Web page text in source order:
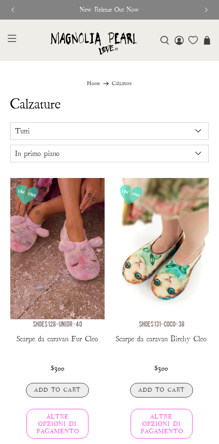
New Release Out Now
Home Calzature
Calzature
SHOES 128-UNIDR-40
Scarpe da caravan Fur Cleo
$300
ADD TO CART
ALTRE
OPZIONI DI
PAGAMENTO
SHOES 131-COCO-38
Scarpe da caravan Birchy Cleo
$300
ADD TO CART
ALTRE
OPZIONI DI
PAGAMENTO